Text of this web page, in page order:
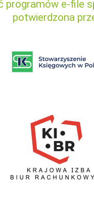
programów e-file
potwierdzona